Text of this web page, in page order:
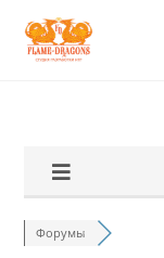
Форумы